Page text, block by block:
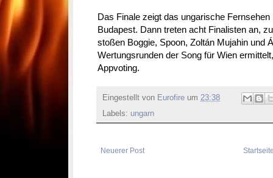
Das Finale zeigt das ungarische
Budapest. Dann treten acht Finalisten an,
stoßen Boggie, Spoon, Zoltán Mujahin und
Wertungsrunden der Song für Wien
Appvoting.
Eingestellt von Eurofire um 23:38
Labels: ungarn
Neuerer Post